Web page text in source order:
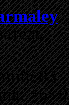
83
+6/-0